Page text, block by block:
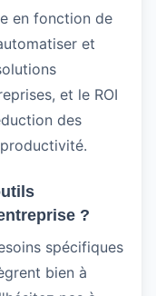
en fonction de
et
et le ROI
des
?
spécifiques
bien à